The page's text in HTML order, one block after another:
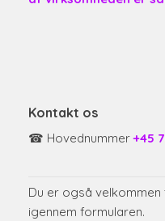
Kontakt os
☎ Hovednummer+45
Du er også
igennem formularen.